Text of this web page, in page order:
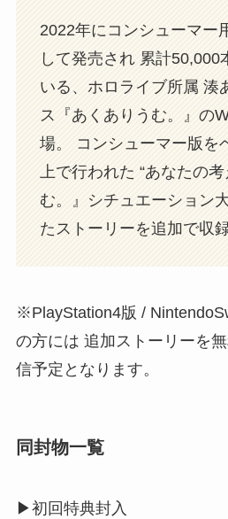
2022年にコンシューマー
して発売され 累計50,000
いる、ホロライブ所属 湊
ス『あくありうむ。』の
場。 コンシューマー版を
上で行われた “あなたの
む。』シチュエーション
たストーリーを追加で収
※PlayStation4版 /
の方には 追加ストーリーを
信予定となります。
同封物一覧
▶︎初回特典封入